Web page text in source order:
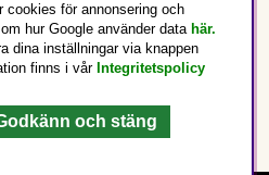
cookies för annonsering och
hur Google använder data här.
dina inställningar via knappen
finns i vår Integritetspolicy
och stäng